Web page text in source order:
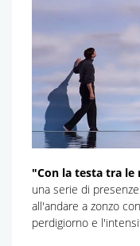
"Con la testa tra le
una serie di
all'andare a zonzo
perdigiorno e